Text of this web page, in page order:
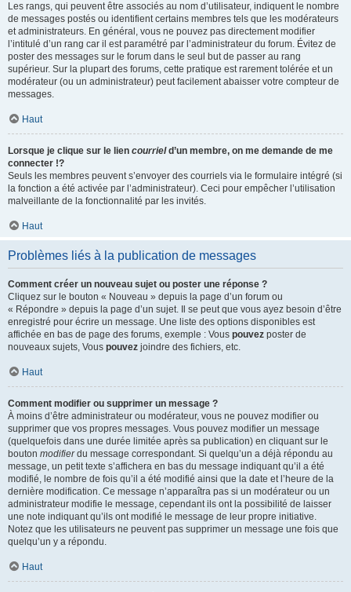
Les rangs, qui peuvent être associés au nom d’utilisateur, indiquent le nombre
de messages postés ou identifient certains membres tels que les modérateurs
et administrateurs. En général, vous ne pouvez pas directement modifier
l’intitulé d’un rang car il est paramétré par l’administrateur du forum. Évitez de
poster des messages sur le forum dans le seul but de passer au rang
supérieur. Sur la plupart des forums, cette pratique est rarement tolérée et un
modérateur (ou un administrateur) peut facilement abaisser votre compteur de
messages.
Haut
Lorsque je clique sur le lien courrield’un membre, on me demande de me
connecter !?
Seuls les membres peuvent s’envoyer des courriels via le formulaire intégré (si
la fonction a été activée par l’administrateur). Ceci pour empêcher l’utilisation
malveillante de la fonctionnalité par les invités.
Haut
Problèmes liés à la publication de messages
Comment créer un nouveau sujet ou poster une réponse ?
Cliquez sur le bouton « Nouveau » depuis la page d’un forum ou
« Répondre » depuis la page d’un sujet. Il se peut que vous ayez besoin d’être
enregistré pour écrire un message. Une liste des options disponibles est
affichée en bas de page des forums, exemple : Vous pouvez poster de
nouveaux sujets, Vous pouvez joindre des fichiers, etc.
Haut
Comment modifier ou supprimer un message ?
À moins d’être administrateur ou modérateur, vous ne pouvez modifier ou
supprimer que vos propres messages. Vous pouvez modifier un message
(quelquefois dans une durée limitée après sa publication) en cliquant sur le
bouton modifierdu message correspondant. Si quelqu’un a déjà répondu au
message, un petit texte s’affichera en bas du message indiquant qu’il a été
modifié, le nombre de fois qu’il a été modifié ainsi que la date et l’heure de la
dernière modification. Ce message n’apparaîtra pas si un modérateur ou un
administrateur modifie le message, cependant ils ont la possibilité de laisser
une note indiquant qu’ils ont modifié le message de leur propre initiative.
Notez que les utilisateurs ne peuvent pas supprimer un message une fois que
quelqu’un y a répondu.
Haut